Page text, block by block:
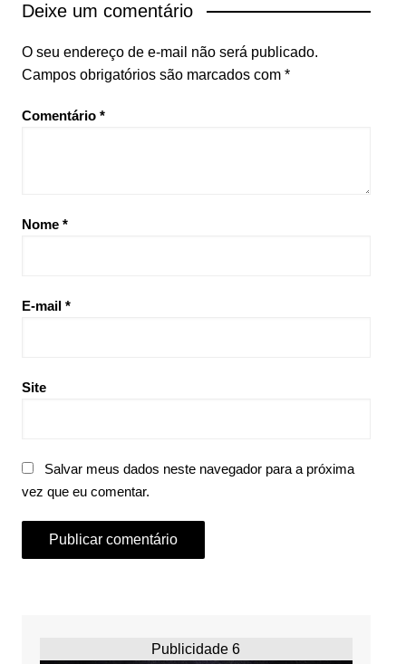
Deixe um comentário
O seu endereço de e-mail não será publicado.
Campos obrigatórios são marcados com *
Comentário *
Nome *
E-mail *
Site
Salvar meus dados neste navegador para a próxima
vez que eu comentar.
Publicidade 6